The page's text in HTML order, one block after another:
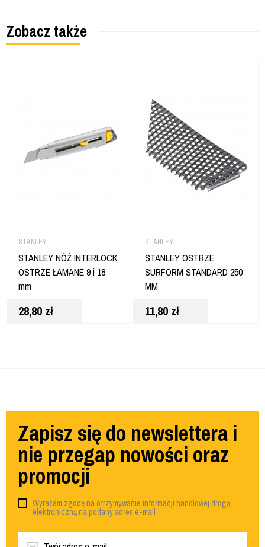
Zobacz także
STANLEY
STANLEY NÓŻ INTERLOCK,
OSTRZE ŁAMANE 9 i 18
mm
28,80 zł
STANLEY
STANLEY OSTRZE
SURFORM STANDARD 250
MM
11,80 zł
Zapisz się do newslettera i
nie przegap nowości oraz
promocji
Wyrażam zgodę na otrzymywanie informacji handlowej drogą
elektroniczną na podany adres e-mail